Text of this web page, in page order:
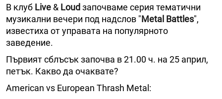
В клуб Live & Loud започваме серия тематични
музикални вечери под надслов "Metal Battles",
известиха от управата на популярното
заведение.
Първият сблъсък започва в 21.00 ч. на 25 април,
петък. Какво да очаквате?
American vs European Thrash Metal: